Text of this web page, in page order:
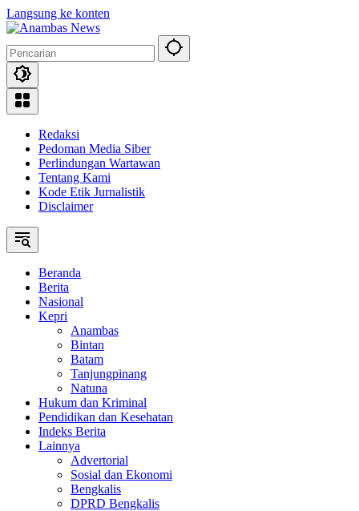
Langsung ke konten
Redaksi
Pedoman Media Siber
Perlindungan Wartawan
Tentang Kami
Kode Etik Jurnalistik
Disclaimer
Beranda
Berita
Nasional
Kepri
Anambas
Bintan
Batam
Tanjungpinang
Natuna
Hukum dan Kriminal
Pendidikan dan Kesehatan
Indeks Berita
Lainnya
Advertorial
Sosial dan Ekonomi
Bengkalis
DPRD Bengkalis